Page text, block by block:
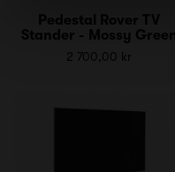
Stander - Mossy Green
2 700,00 kr